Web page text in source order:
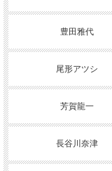
豊田雅代
尾形アツシ
芳賀龍一
長谷川奈津